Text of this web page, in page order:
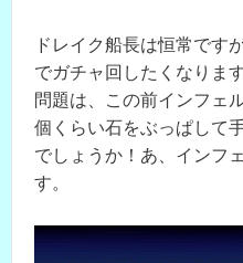
ドレイク船長は恒常です
でガチャ回したくなりま
問題は、この前インフェ
個くらい石をぶっぱして
でしょうか！あ、インフ
す。